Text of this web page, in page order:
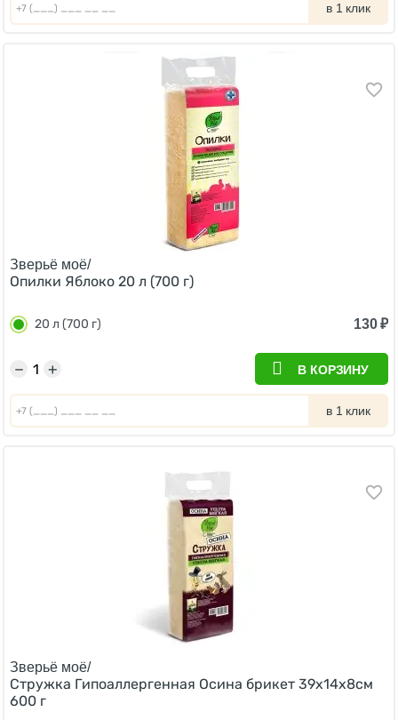
в 1 клик
Зверьё моё/
Опилки Яблоко 20 л (700 г)
20 л (700 г) 130₽
+
− В КОРЗИНУ
в 1 клик
Зверьё моё/
Стружка Гипоаллергенная Осина брикет 39х14х8см
600 г